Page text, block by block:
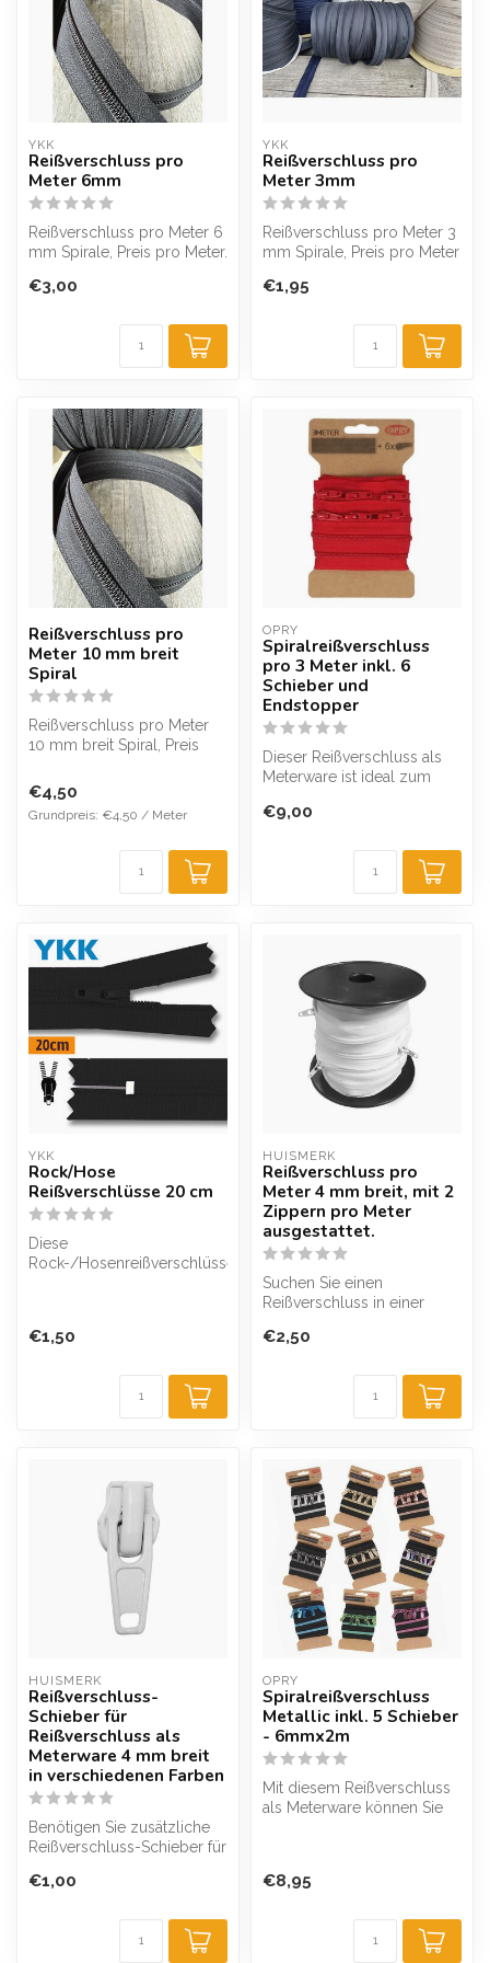
YKK
Reißverschluss pro
Meter 6mm
Reißverschluss pro Meter 6
mm Spirale, Preis pro Meter.
€3,00
YKK
Reißverschluss pro
Meter 3mm
Reißverschluss pro Meter 3
mm Spirale, Preis pro Meter
€1,95
Reißverschluss pro
Meter 10 mm breit
Spiral
Reißverschluss pro Meter
10 mm breit Spiral, Preis
Wenn Sie zusätzlic...
€4,50
Grundpreis: €4,50 / Meter
OPRY
Spiralreißverschluss
pro 3 Meter inkl. 6
Schieber und
Endstopper
Dieser Reißverschluss als
Meterware ist ideal zum
Ki...
€9,00
YKK
Rock/Hose
Reißverschlüsse 20 cm
Diese
Rock-/Hosenreißverschlüsse
€1,50
HUISMERK
Reißverschluss pro
Meter 4 mm breit, mit 2
Zippern pro Meter
ausgestattet.
Suchen Sie einen
Reißverschluss in einer
großer Länge? ...
€2,50
HUISMERK
Reißverschluss-
Schieber für
Reißverschluss als
Meterware 4 mm breit
in verschiedenen Farben
Benötigen Sie zusätzliche
Reißverschluss-Schieber für
€1,00
OPRY
Spiralreißverschluss
Metallic inkl. 5 Schieber
- 6mmx2m
Mit diesem Reißverschluss
als Meterware können Sie
€8,95